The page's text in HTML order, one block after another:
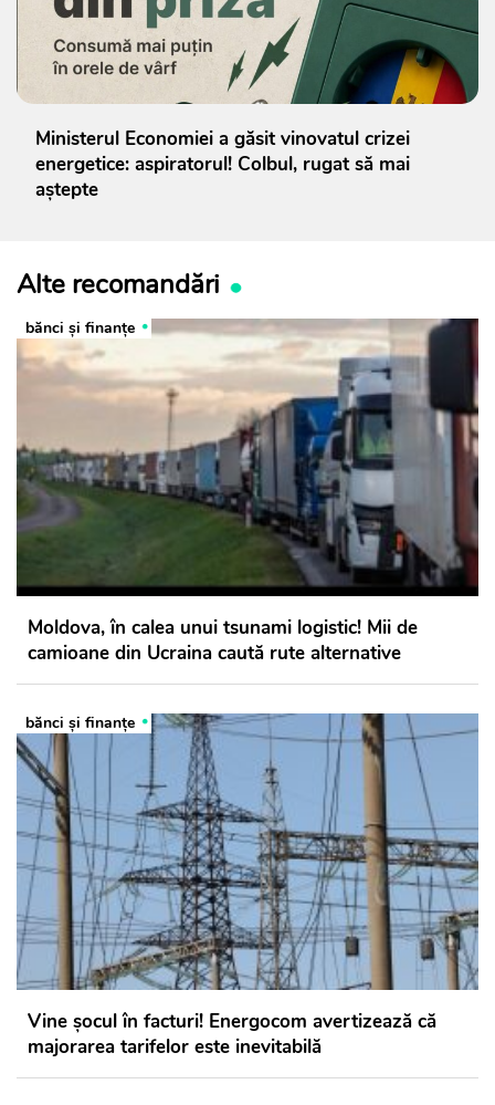
Ministerul Economiei a găsit vinovatul crizei
energetice: aspiratorul! Colbul, rugat să mai
aștepte
Alte recomandări
bănci şi finanţe
Moldova, în calea unui tsunami logistic! Mii de
camioane din Ucraina caută rute alternative
bănci şi finanţe
Vine șocul în facturi! Energocom avertizează că
majorarea tarifelor este inevitabilă